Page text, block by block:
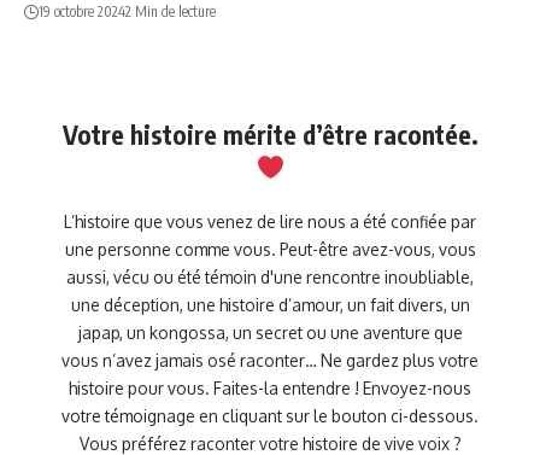
19 octobre 20242 Min de lecture
Votre histoire mérite d’être racontée.
L’histoire que vous venez de lire nous a été confiée par
une personne comme vous. Peut-être avez-vous, vous
aussi, vécu ou été témoin d'une rencontre inoubliable,
une déception, une histoire d’amour, un fait divers, un
japap, un kongossa, un secret ou une aventure que
vous n’avez jamais osé raconter… Ne gardez plus votre
histoire pour vous. Faites-la entendre ! Envoyez-nous
votre témoignage en cliquant sur le bouton ci-dessous.
Vous préférez raconter votre histoire de vive voix ?